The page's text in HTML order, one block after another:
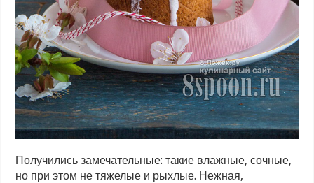
Получились замечательные: такие влажные, сочные,
но при этом не тяжелые и рыхлые. Нежная,